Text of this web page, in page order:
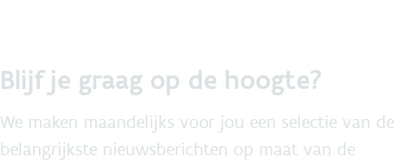
Blijf je graag op de hoogte?
We maken maandelijks voor jou een selectie van de
belangrijkste nieuwsberichten op maat van de